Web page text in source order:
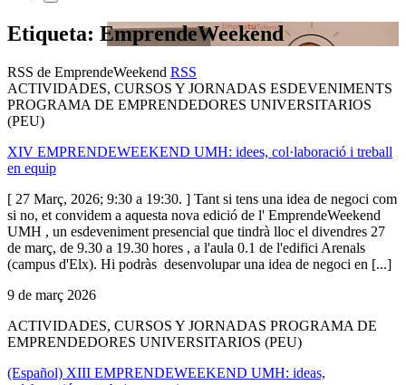
Etiqueta: EmprendeWeekend
RSS de EmprendeWeekend RSS
ACTIVIDADES, CURSOS Y JORNADAS ESDEVENIMENTS
PROGRAMA DE EMPRENDEDORES UNIVERSITARIOS
(PEU)
XIV EMPRENDEWEEKEND UMH: idees, col·laboració i treball
en equip
[ 27 Març, 2026; 9:30 a 19:30. ] Tant si tens una idea de negoci com
si no, et convidem a aquesta nova edició de l' EmprendeWeekend
UMH , un esdeveniment presencial que tindrà lloc el divendres 27
de març, de 9.30 a 19.30 hores , a l'aula 0.1 de l'edifici Arenals
(campus d'Elx). Hi podràs desenvolupar una idea de negoci en [...]
9 de març 2026
ACTIVIDADES, CURSOS Y JORNADAS PROGRAMA DE
EMPRENDEDORES UNIVERSITARIOS (PEU)
(Español) XIII EMPRENDEWEEKEND UMH: ideas,